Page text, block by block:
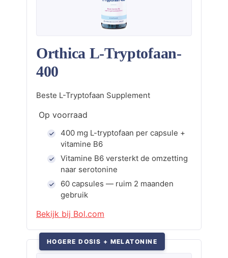
Orthica L-Tryptofaan-
400
Beste L-Tryptofaan Supplement
Op voorraad
400 mg L-tryptofaan per capsule +
vitamine B6
Vitamine B6 versterkt de omzetting
naar serotonine
60 capsules — ruim 2 maanden
gebruik
Bekijk bij Bol.com
HOGERE DOSIS + MELATONINE